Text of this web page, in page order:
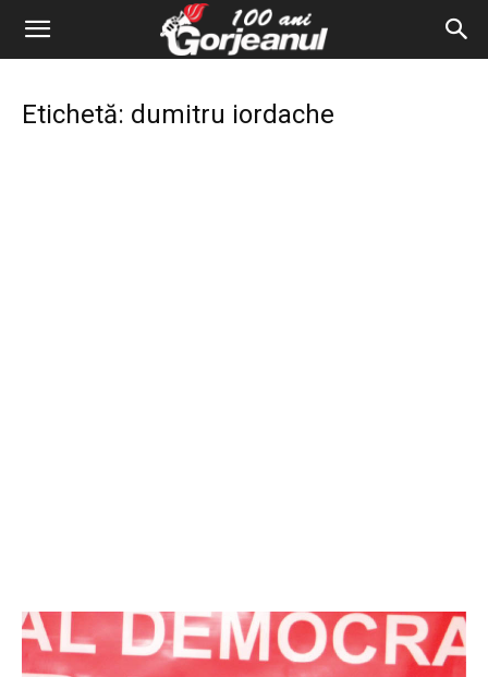
Etichetă: dumitru iordache